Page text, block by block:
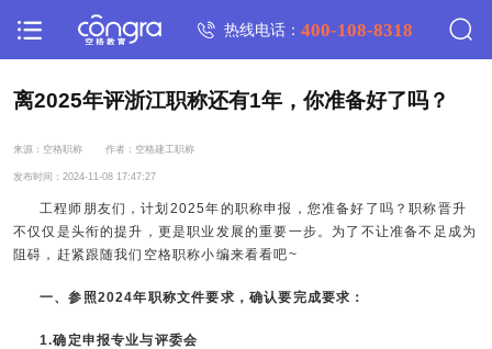
热线电话：400-108-8318
离2025年评浙江职称还有1年，你准备好了吗？
来源：空格职称 作者：空格建工职称
发布时间：2024-11-08 17:47:27
工程师朋友们，计划2025年的职称申报，您准备好了吗？职称晋升
不仅仅是头衔的提升，更是职业发展的重要一步。为了不让准备不足成为
阻碍，赶紧跟随我们空格职称小编来看看吧~
一、参照2024年职称文件要求，确认要完成要求：
1.确定申报专业与评委会